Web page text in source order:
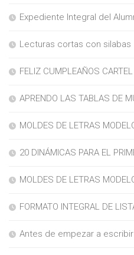
Expediente Integral del
Lecturas cortas con silabas
FELIZ CUMPLEAÑOS CARTEL
APRENDO LAS TABLAS DE
MOLDES DE LETRAS
20 DINÁMICAS PARA EL
MOLDES DE LETRAS
FORMATO INTEGRAL DE
Antes de empezar a escribir